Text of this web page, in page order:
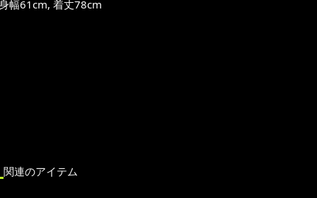
幅61cm, 着丈78cm
関連のアイテム